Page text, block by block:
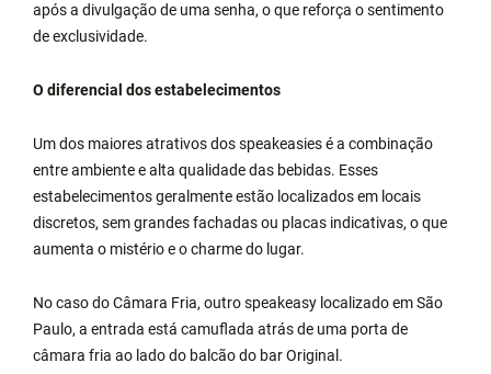
após a divulgação de uma senha, o que reforça o sentimento
de exclusividade.
O diferencial dos estabelecimentos
Um dos maiores atrativos dos speakeasies é a combinação
entre ambiente e alta qualidade das bebidas. Esses
estabelecimentos geralmente estão localizados em locais
discretos, sem grandes fachadas ou placas indicativas, o que
aumenta o mistério e o charme do lugar.
No caso do Câmara Fria, outro speakeasy localizado em São
Paulo, a entrada está camuflada atrás de uma porta de
câmara fria ao lado do balcão do bar Original.